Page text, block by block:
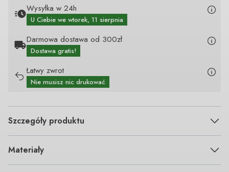
Wysyłka w 24h
U Ciebie we wtorek, 11 sierpnia
Darmowa dostawa od 300zł
Dostawa gratis!
Łatwy zwrot
Nie musisz nic drukować
Szczegóły produktu
Materiały